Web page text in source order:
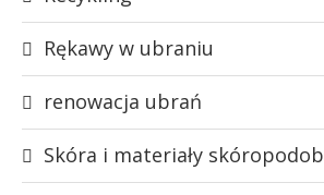
Rękawy w ubraniu
renowacja ubrań
Skóra i materiały